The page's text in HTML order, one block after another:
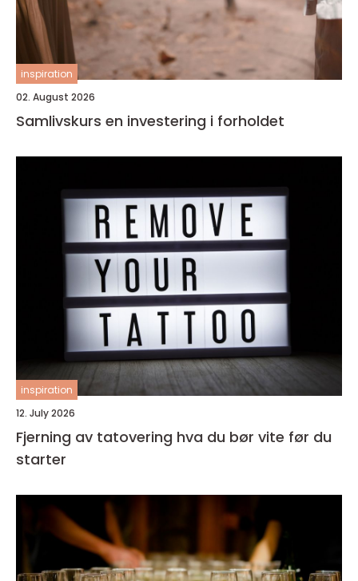
inspiration
02. August 2026
Samlivskurs en investering i forholdet
inspiration
12. July 2026
Fjerning av tatovering hva du bør vite før du
starter